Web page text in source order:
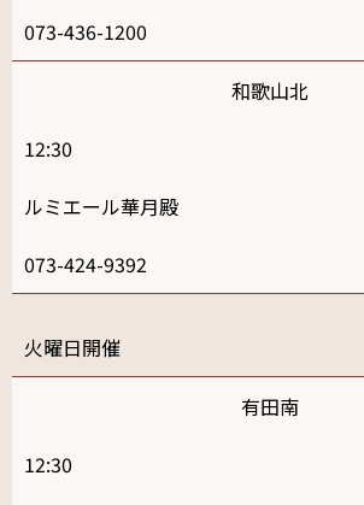
073-436-1200
和歌山北
12:30
ルミエール華月殿
073-424-9392
火
有田南
12:30